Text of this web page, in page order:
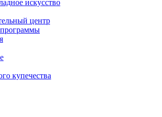
искусство
центр
программы
купечества